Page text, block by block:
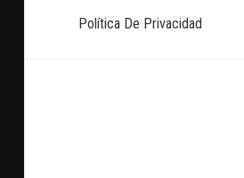
Política De Privacidad